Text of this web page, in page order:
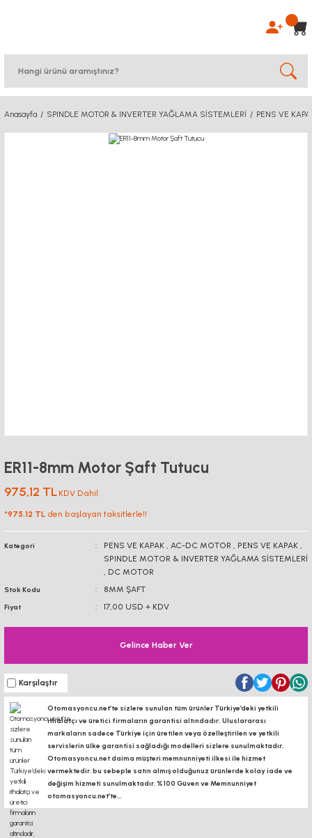
Anasayfa SPINDLE MOTOR & INVERTER YAĞLAMA SİSTEMLERİ PENS VE
ER11-8mm Motor Şaft Tutucu
975,12 TL KDV Dahil
*975,12 TL den başlayan taksitlerle!!
Kategori PENS VE KAPAK , AC-DC MOTOR , PENS VE KAPAK ,
SPINDLE MOTOR & INVERTER YAĞLAMA SİSTEMLERİ
, DC MOTOR
Stok Kodu 8MM ŞAFT
Fiyat 17,00 USD + KDV
Gelince Haber Ver
Karşılaştır
Otomasyoncu.net’te sizlere sunulan tüm ürünler Türkiye’deki yetkili
ithalatçı ve üretici firmaların garantisi altındadır, Uluslararası
markaların sadece Türkiye için üretilen veya özelleştirilen ve yetkili
servislerin ülke garantisi sağladığı modelleri sizlere sunulmaktadır.
Otomasyoncu.net daima müşteri memnunniyeti ilkesi ile hizmet
vermektedir. bu sebeple satın almış olduğunuz ürünlerde kolay iade ve
değişim hizmeti sunulmaktadır. %100 Güven ve Memnunniyet
otomasyoncu.net’te...